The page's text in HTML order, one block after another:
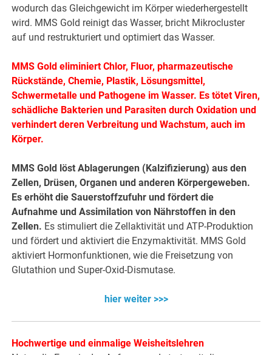
wodurch das Gleichgewicht im Körper wiederhergestellt
wird. MMS Gold reinigt das Wasser, bricht Mikrocluster
auf und restrukturiert und optimiert das Wasser.
MMS Gold eliminiert Chlor, Fluor, pharmazeutische
Rückstände, Chemie, Plastik, Lösungsmittel,
Schwermetalle und Pathogene im Wasser. Es tötet Viren,
schädliche Bakterien und Parasiten durch Oxidation und
verhindert deren Verbreitung und Wachstum, auch im
Körper.
MMS Gold löst Ablagerungen (Kalzifizierung) aus den
Zellen, Drüsen, Organen und anderen Körpergeweben.
Es erhöht die Sauerstoffzufuhr und fördert die
Aufnahme und Assimilation von Nährstoffen in den
Zellen. Es stimuliert die Zellaktivität und ATP-Produktion
und fördert und aktiviert die Enzymaktivität. MMS Gold
aktiviert Hormonfunktionen, wie die Freisetzung von
Glutathion und Super-Oxid-Dismutase.
hier weiter >>>
Hochwertige und einmalige Weisheitslehren